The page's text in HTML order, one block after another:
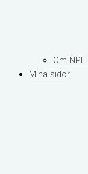
Om
Mina sidor